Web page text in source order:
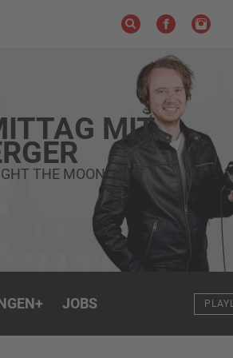
MIT
THE MOONLIGHT
+ JOBS